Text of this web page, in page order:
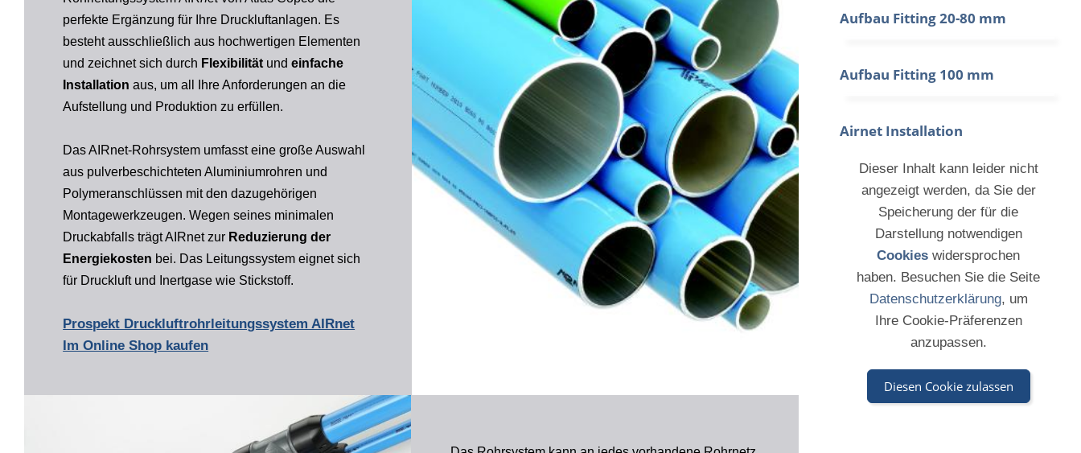
perfekte Ergänzung für Ihre Druckluftanlagen. Es
besteht ausschließlich aus hochwertigen Elementen
und zeichnet sich durch Flexibilität undeinfache
Installationaus, um all Ihre Anforderungen an die
Aufstellung und Produktion zu erfüllen.
Das AIRnet-Rohrsystem umfasst eine große Auswahl
aus pulverbeschichteten Aluminiumrohren und
Polymeranschlüssen mit den dazugehörigen
Montagewerkzeugen. Wegen seines minimalen
Druckabfalls trägt AIRnet zur Reduzierung der
Energiekosten bei. Das Leitungssystem eignet sich
für Druckluft und Inertgase wie Stickstoff.
Prospekt Druckluftrohrleitungssystem AIRnet
Im Online Shop kaufen
Aufbau Fitting 20-80 mm
Aufbau Fitting 100 mm
Airnet Installation
Dieser Inhalt kann leider nicht
angezeigt werden, da Sie der
Speicherung der für die
Darstellung notwendigen
Cookies widersprochen
haben. Besuchen Sie die Seite
Datenschutzerklärung, um
Ihre Cookie-Präferenzen
anzupassen.
Diesen Cookie zulassen